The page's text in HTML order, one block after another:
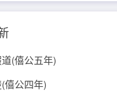
(僖公五年)
僖公四年)